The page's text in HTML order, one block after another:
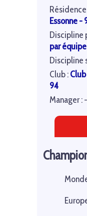
Essonne -
Discipline
par équipe
Discipline
Club :
94
Manager : -